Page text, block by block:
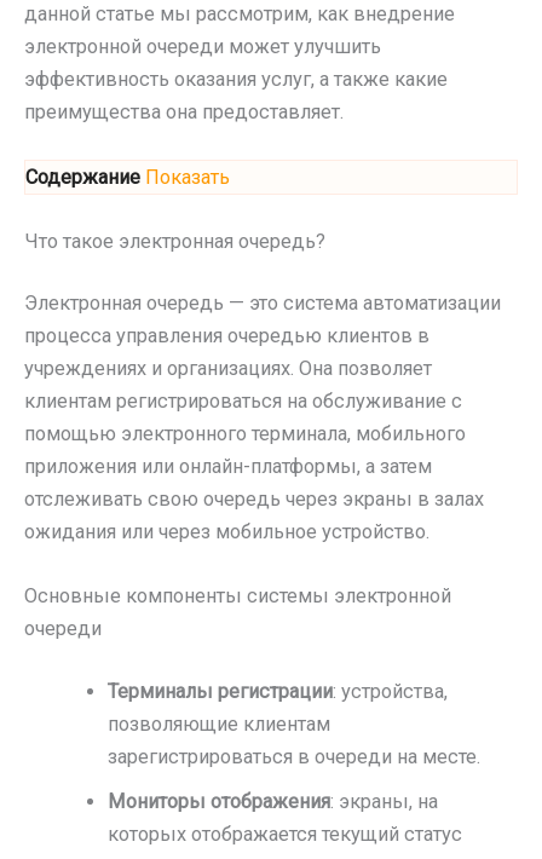
данной статье мы рассмотрим, как внедрение
электронной очереди может улучшить
эффективность оказания услуг, а также какие
преимущества она предоставляет.
Содержание Показать
Что такое электронная очередь?
Электронная очередь — это система автоматизации
процесса управления очередью клиентов в
учреждениях и организациях. Она позволяет
клиентам регистрироваться на обслуживание с
помощью электронного терминала, мобильного
приложения или онлайн-платформы, а затем
отслеживать свою очередь через экраны в залах
ожидания или через мобильное устройство.
Основные компоненты системы электронной
очереди
Терминалы регистрации: устройства,
позволяющие клиентам
зарегистрироваться в очереди на месте.
Мониторы отображения: экраны, на
которых отображается текущий статус